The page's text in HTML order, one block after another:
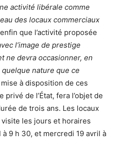
activité libérale comme
des locaux commerciaux
que l’activité proposée
l’image de prestige
ne devra occasionner, en
nature que ce
à disposition de ces
de l’État, fera l’objet de
de trois ans. Les locaux
visite les jours et horaires
9 h 30, et mercredi 19 avril à